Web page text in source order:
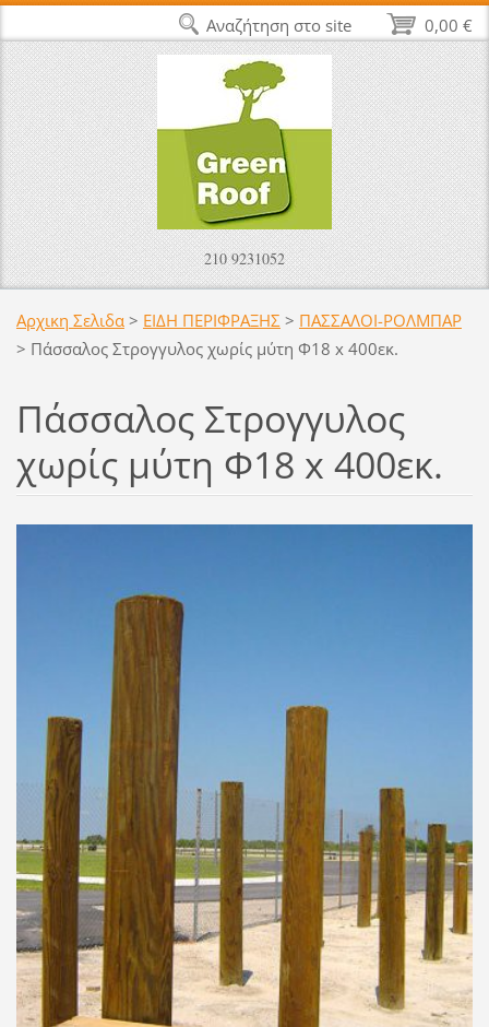
210 9231052
Αρχικη Σελιδα > ΕΙΔΗ ΠΕΡΙΦΡΑΞΗΣ > ΠΑΣΣΑΛΟΙ-ΡΟΛΜΠΑΡ
> Πάσσαλος Στρογγυλος χωρίς μύτη Φ18 x 400εκ.
Πάσσαλος Στρογγυλος
χωρίς μύτη Φ18 x 400εκ.
0,00 €
Αναζήτηση στο site